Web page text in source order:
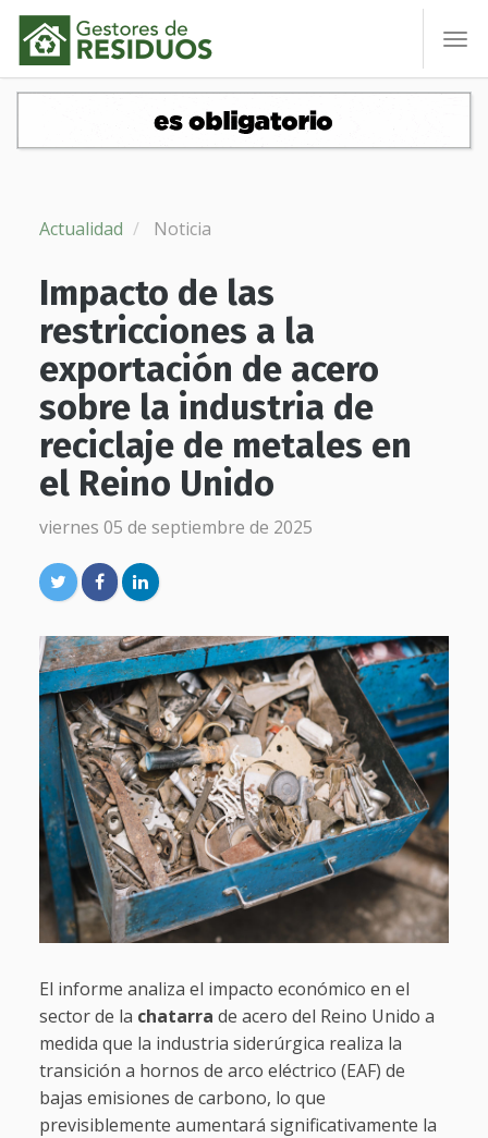
Actualidad Noticia
Impacto de las
restricciones a la
exportación de acero
sobre la industria de
reciclaje de metales en
el Reino Unido
viernes 05 de septiembre de 2025
El informe analiza el impacto económico en el
sector de la chatarra de acero del Reino Unido a
medida que la industria siderúrgica realiza la
transición a hornos de arco eléctrico (EAF) de
bajas emisiones de carbono, lo que
previsiblemente aumentará significativamente la